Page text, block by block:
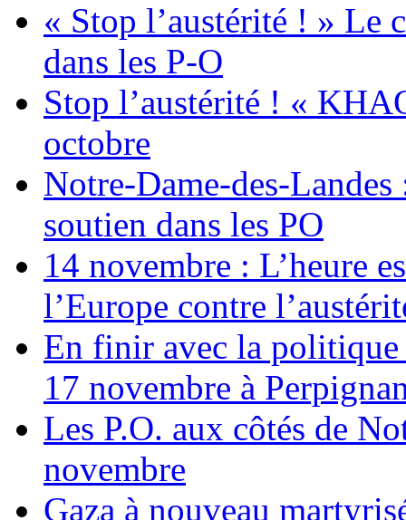
« Stop l’austérité ! » Le
dans les P-O
Stop l’austérité ! «
octobre
Notre-Dame-des-
soutien dans les PO
14 novembre : L’heure
l’Europe contre
En finir avec la politique
17 novembre à
Les P.O. aux côtés de
novembre
Gaza à nouveau